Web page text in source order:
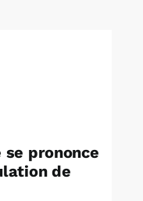
prononce
de